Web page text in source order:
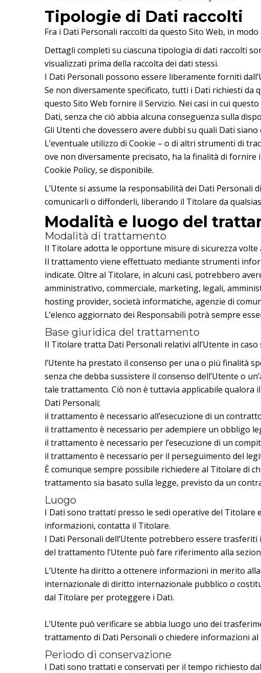
Tipologie di Dati raccolti
Fra i Dati Personali raccolti da questo Sito Web, in
Dettagli completi su ciascuna tipologia di dati raccolti
visualizzati prima della raccolta dei dati stessi.
I Dati Personali possono essere liberamente forniti
Se non diversamente specificato, tutti i Dati richiesti da
questo Sito Web fornire il Servizio. Nei casi in cui
Dati, senza che ciò abbia alcuna conseguenza sulla
Gli Utenti che dovessero avere dubbi su quali Dati
L’eventuale utilizzo di Cookie – o di altri strumenti di
ove non diversamente precisato, ha la finalità di
Cookie Policy, se disponibile.
L’Utente si assume la responsabilità dei Dati
comunicarli o diffonderli, liberando il Titolare da
Modalità e luogo del
Modalità di trattamento
Il Titolare adotta le opportune misure di sicurezza volte
Il trattamento viene effettuato mediante strumenti
indicate. Oltre al Titolare, in alcuni casi, potrebbero
amministrativo, commerciale, marketing, legali,
hosting provider, società informatiche, agenzie di
L’elenco aggiornato dei Responsabili potrà sempre
Base giuridica del trattamento
Il Titolare tratta Dati Personali relativi all’Utente in
l’Utente ha prestato il consenso per una o più finalità
senza che debba sussistere il consenso dell’Utente o
tale trattamento. Ciò non è tuttavia applicabile qualora
Dati Personali;
il trattamento è necessario all’esecuzione di un
il trattamento è necessario per adempiere un obbligo
il trattamento è necessario per l’esecuzione di un
il trattamento è necessario per il perseguimento del
È comunque sempre possibile richiedere al Titolare di
trattamento sia basato sulla legge, previsto da un
Luogo
I Dati sono trattati presso le sedi operative del
informazioni, contatta il Titolare.
I Dati Personali dell’Utente potrebbero essere
del trattamento l’Utente può fare riferimento alla
L’Utente ha diritto a ottenere informazioni in merito
internazionale di diritto internazionale pubblico o
dal Titolare per proteggere i Dati.
L’Utente può verificare se abbia luogo uno dei
trattamento di Dati Personali o chiedere informazioni
Periodo di conservazione
I Dati sono trattati e conservati per il tempo richiesto